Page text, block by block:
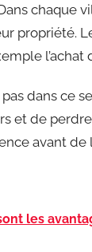
chaque
propriété.
l’achat
dans ce
et de
avant
les